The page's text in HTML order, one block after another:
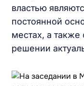
властью
постоянной
местах, а
решении